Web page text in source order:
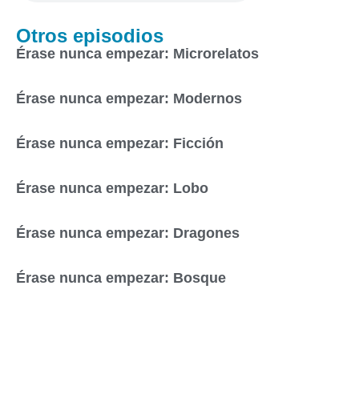
Otros episodios
Érase nunca empezar: Microrelatos
Érase nunca empezar: Modernos
Érase nunca empezar: Ficción
Érase nunca empezar: Lobo
Érase nunca empezar: Dragones
Érase nunca empezar: Bosque